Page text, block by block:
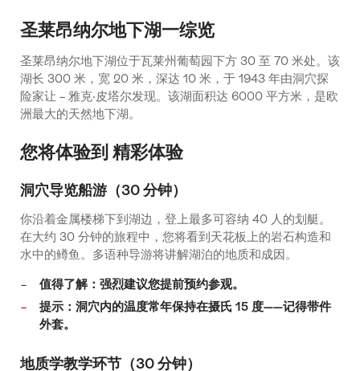
圣莱昂纳尔地下湖一综览
圣莱昂纳尔地下湖位于瓦莱州葡萄园下方 30 至 70 米处。该
湖长 300 米，宽 20 米，深达 10 米，于 1943 年由洞穴探
险家让 – 雅克·皮塔尔发现。该湖面积达 6000 平方米，是欧
洲最大的天然地下湖。
您将体验到 精彩体验
洞穴导览船游（30 分钟）
你沿着金属楼梯下到湖边，登上最多可容纳 40 人的划艇。
在大约 30 分钟的旅程中，您将看到天花板上的岩石构造和
水中的鳟鱼。多语种导游将讲解湖泊的地质和成因。
值得了解：强烈建议您提前预约参观。
提示：洞穴内的温度常年保持在摄氏 15 度——记得带件
外套。
地质学教学环节（30 分钟）